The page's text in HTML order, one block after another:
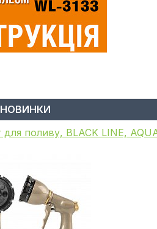
НОВИНКИ
поливу, BLACK LINE,